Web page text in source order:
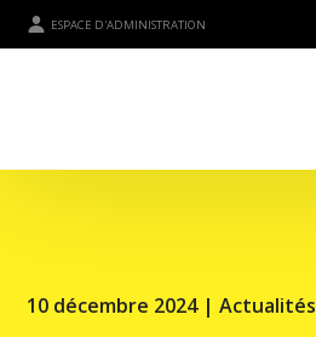
ESPACE D'ADMINISTRATION
10 décembre 2024 |Actualités